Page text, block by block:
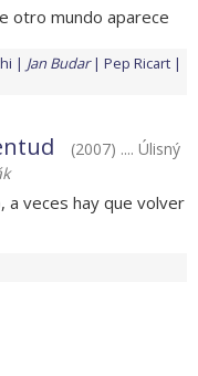
otro mundo aparece
Jan Budar
Pep Ricart
(2007) .... Úlisný
a veces hay que volver